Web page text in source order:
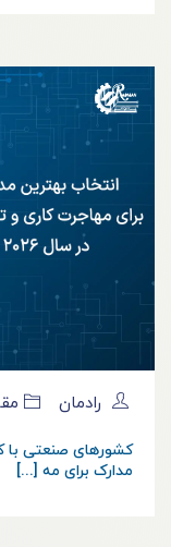
رادمان
کشورهای صنعتی با
مدارک برای مه [...]